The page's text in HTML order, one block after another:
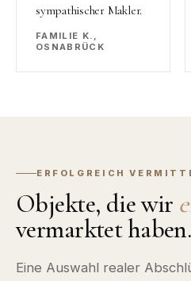
sympathischer Makler.
FAMILIE K.,
OSNABRÜCK
ERFOLGREICH
Objekte, die wir
vermarktet haben.
Eine Auswahl realer